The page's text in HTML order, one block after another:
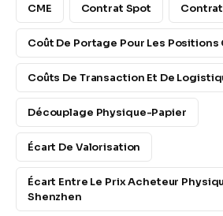
CME Contrat Spot Contrat
Coût De Portage Pour Les Positions
Coûts De Transaction Et De
Découplage Physique-Papier
Écart De Valorisation
Écart Entre Le Prix Acheteur
Shenzhen